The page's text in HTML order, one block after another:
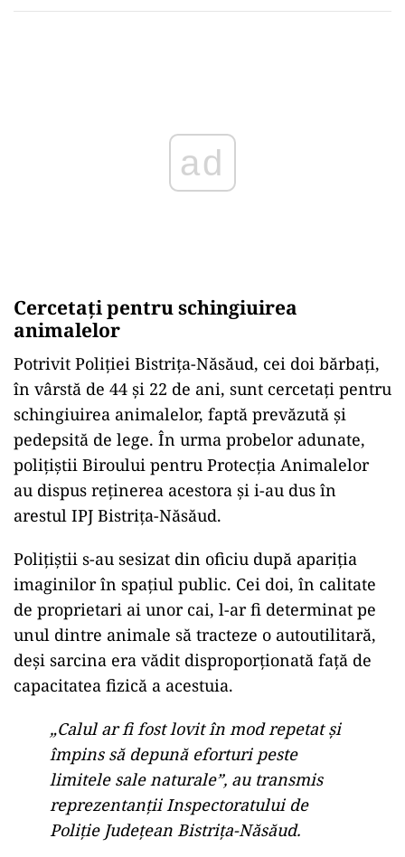
Cercetați pentru schingiuirea
animalelor
Potrivit Poliției Bistrița-Năsăud, cei doi bărbați,
în vârstă de 44 și 22 de ani, sunt cercetați pentru
schingiuirea animalelor, faptă prevăzută și
pedepsită de lege. În urma probelor adunate,
polițiștii Biroului pentru Protecția Animalelor
au dispus reținerea acestora și i-au dus în
arestul IPJ Bistrița-Năsăud.
Polițiștii s-au sesizat din oficiu după apariția
imaginilor în spațiul public. Cei doi, în calitate
de proprietari ai unor cai, l-ar fi determinat pe
unul dintre animale să tracteze o autoutilitară,
deși sarcina era vădit disproporționată față de
capacitatea fizică a acestuia.
„Calul ar fi fost lovit în mod repetat și
împins să depună eforturi peste
limitele sale naturale”, au transmis
reprezentanții Inspectoratului de
Poliție Județean Bistrița-Năsăud.